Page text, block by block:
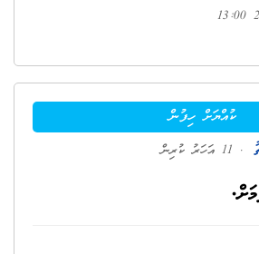
ކުއްޔަށް ހިފުން
. 11 އަހަރު ކުރިން